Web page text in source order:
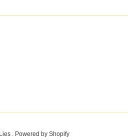
. Powered by Shopify